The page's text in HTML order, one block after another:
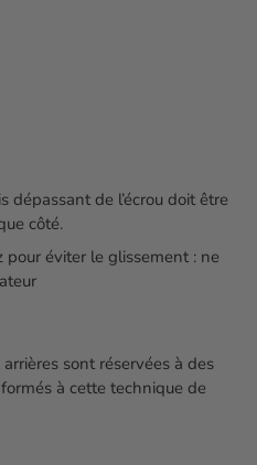
dépassant de l’écrou doit être
côté.
pour éviter le glissement : ne
sont réservées à des
à cette technique de